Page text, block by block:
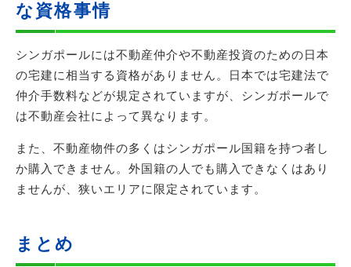
な資格事情
シンガポールには不動産仲介や不動産投資のための日本
の宅建に相当する資格がありません。日本では宅建法で
仲介手数料などが規定されていますが、シンガポールで
は不動産会社によって異なります。
また、不動産物件の多くはシンガポール国籍を持つ者し
か購入できません。外国籍の人でも購入できなくはあり
ませんが、狭いエリアに限定されています。
まとめ